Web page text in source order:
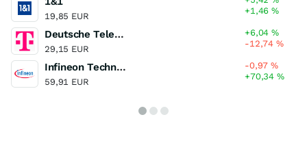
19,85 EUR
+1,46%
Deutsche Telekom
29,15 EUR
+6,04%
-12,74%
Infineon Technologies
59,91 EUR
-0,97%
+70,34%